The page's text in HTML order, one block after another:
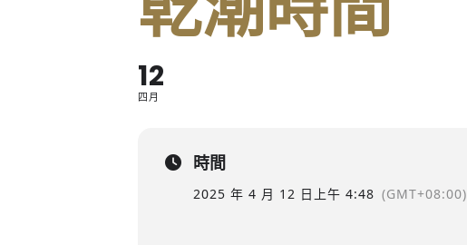
12
四月
時間
2025 年 4 月 12 日 上午 4:48 (GMT+08:00)